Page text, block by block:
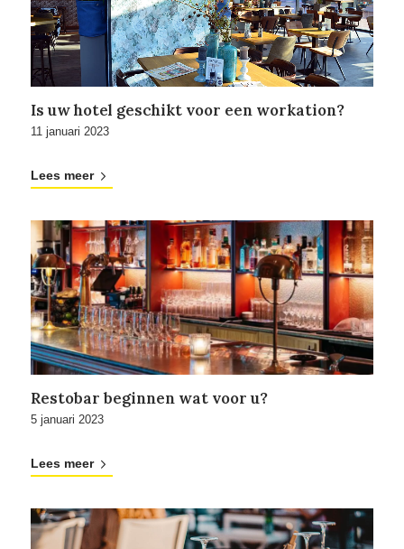
Is uw hotel geschikt voor een workation?
11 januari 2023
Lees meer
Restobar beginnen wat voor u?
5 januari 2023
Lees meer